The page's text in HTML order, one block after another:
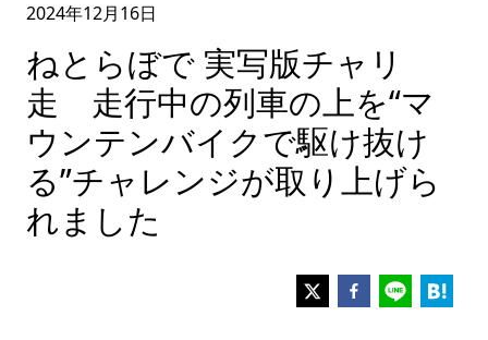
2024年12月16日
ねとらぼで 実写版チャリ
走 走行中の列車の上を“マ
ウンテンバイクで駆け抜け
る”チャレンジが取り上げら
れました